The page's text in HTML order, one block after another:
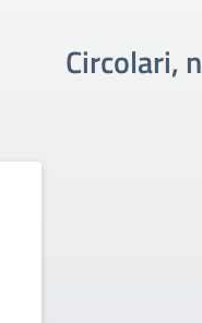
Circolari,